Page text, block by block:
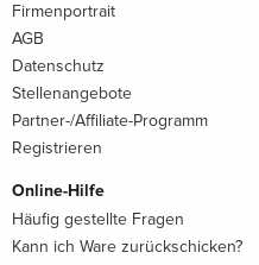
Firmenportrait
AGB
Datenschutz
Stellenangebote
Partner-/Affiliate-Programm
Registrieren
Online-Hilfe
Häufig gestellte Fragen
Kann ich Ware zurückschicken?